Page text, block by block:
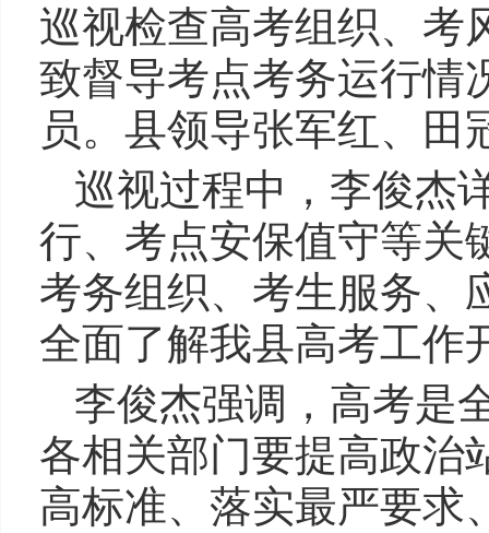
巡视检查高考组织、考
致督导考点考务运行情
员。县领导张军红、田
巡视过程中，李俊杰
行、考点安保值守等关
考务组织、考生服务、
全面了解我县高考工作
李俊杰强调，高考是
各相关部门要提高政治
高标准、落实最严要求